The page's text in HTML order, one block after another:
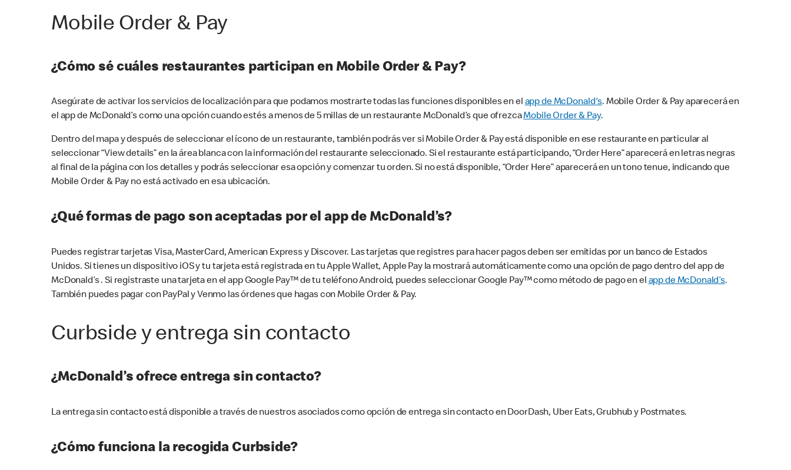
Mobile Order & Pay
¿Cómo sé cuáles restaurantes participan en Mobile Order & Pay?
Asegúrate de activar los servicios de localización para que podamos mostrarte todas las funciones disponibles en elapp de McDonald's. Mobile Order & Pay aparecerá en
el app de McDonald’s como una opción cuando estés a menos de 5 millas de un restaurante McDonald’s que ofrezcaMobile Order & Pay.
Dentro del mapa y después de seleccionar el ícono de un restaurante, también podrás ver si Mobile Order & Pay está disponible en ese restaurante en particular al
seleccionar “View details” en la área blanca con la información del restaurante seleccionado. Si el restaurante está participando, “Order Here” aparecerá en letras negras
al final de la página con los detalles y podrás seleccionar esa opción y comenzar tu orden. Si no está disponible, “Order Here” aparecerá en un tono tenue, indicando que
Mobile Order & Pay no está activado en esa ubicación.
¿Qué formas de pago son aceptadas por el app de McDonald’s?
Puedes registrar tarjetas Visa, MasterCard, American Express y Discover. Las tarjetas que registres para hacer pagos deben ser emitidas por un banco de Estados
Unidos. Si tienes un dispositivo iOS y tu tarjeta está registrada en tu Apple Wallet, Apple Pay la mostrará automáticamente como una opción de pago dentro del app de
McDonald’s . Si registraste una tarjeta en el app Google Pay™ de tu teléfono Android, puedes seleccionar Google Pay™ como método de pago en elapp de McDonald’s.
También puedes pagar con PayPal y Venmo las órdenes que hagas con Mobile Order & Pay.
Curbside y entrega sin contacto
¿McDonald’s ofrece entrega sin contacto?
La entrega sin contacto está disponible a través de nuestros asociados como opción de entrega sin contacto en DoorDash, Uber Eats, Grubhub y Postmates.
¿Cómo funciona la recogida Curbside?